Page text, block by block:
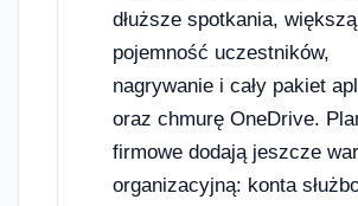
dłuższe spotkania, większą
pojemność uczestników,
nagrywanie i cały pakiet
oraz chmurę OneDrive.
firmowe dodają jeszcze
organizacyjną: konta